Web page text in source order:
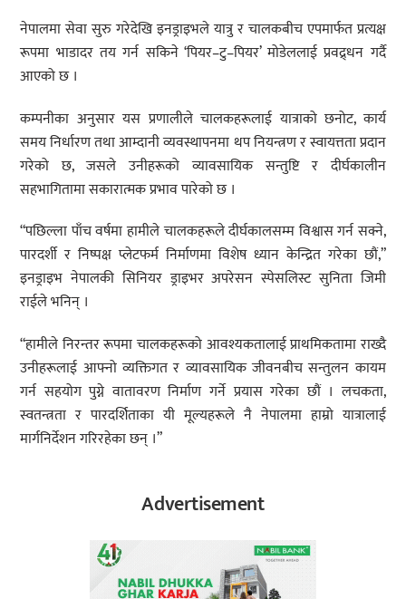
नेपालमा सेवा सुरु गरेदेखि इनड्राइभले यात्रु र चालकबीच एपमार्फत प्रत्यक्ष
रूपमा भाडादर तय गर्न सकिने ‘पियर–टु–पियर’ मोडेललाई प्रवद्र्धन गर्दै
आएको छ ।
कम्पनीका अनुसार यस प्रणालीले चालकहरूलाई यात्राको छनोट, कार्य
समय निर्धारण तथा आम्दानी व्यवस्थापनमा थप नियन्त्रण र स्वायत्तता प्रदान
गरेको छ, जसले उनीहरूको व्यावसायिक सन्तुष्टि र दीर्घकालीन
सहभागितामा सकारात्मक प्रभाव पारेको छ ।
“पछिल्ला पाँच वर्षमा हामीले चालकहरूले दीर्घकालसम्म विश्वास गर्न सक्ने,
पारदर्शी र निष्पक्ष प्लेटफर्म निर्माणमा विशेष ध्यान केन्द्रित गरेका छौं,”
इनड्राइभ नेपालकी सिनियर ड्राइभर अपरेसन स्पेसलिस्ट सुनिता जिमी
राईले भनिन् ।
“हामीले निरन्तर रूपमा चालकहरूको आवश्यकतालाई प्राथमिकतामा राख्दै
उनीहरूलाई आफ्नो व्यक्तिगत र व्यावसायिक जीवनबीच सन्तुलन कायम
गर्न सहयोग पुग्ने वातावरण निर्माण गर्ने प्रयास गरेका छौं । लचकता,
स्वतन्त्रता र पारदर्शिताका यी मूल्यहरूले नै नेपालमा हाम्रो यात्रालाई
मार्गनिर्देशन गरिरहेका छन् ।”
Advertisement